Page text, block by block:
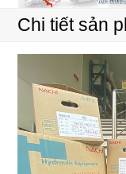
Chi tiết sản